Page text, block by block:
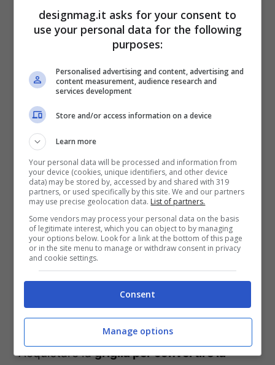
nuovosettaggio dell’impiantocioè
controllare portata dell’aria e del
Quanto costa convertire una
stufa a pellet a nocciolino?
Tipi di pellet e nocciolino – designmag.it
Acquistare lagriglia per convertire la
designmag.it asks for your consent to
use your personal data for the following
purposes:
Personalised advertising and content, advertising and
content measurement, audience research and
services development
Store and/or access information on a device
Learn more
Your personal data will be processed and information from
your device (cookies, unique identifiers, and other device
data) may be stored by, accessed by and shared with 319
partners, or used specifically by this site. We and our partners
may use precise geolocation data. List of partners.
Some vendors may process your personal data on the basis
of legitimate interest, which you can object to by managing
your options below. Look for a link at the bottom of this page
or in the site menu to manage or withdraw consent in privacy
and cookie settings.
Consent
Manage options